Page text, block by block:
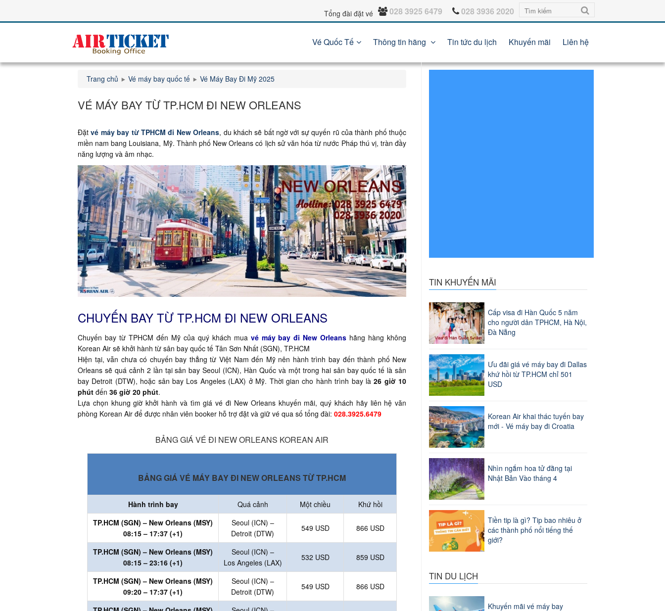
Tổng đài đặt vé 028 3925 6479 028 3936 2020
Vé Quốc Tế Thông tin hãng Tin tức du lịch Khuyến mãi Liên hệ
Trang chủ Vé máy bay quốc tế Vé Máy Bay Đi Mỹ 2025
VÉ MÁY BAY TỪ TP.HCM ĐI NEW ORLEANS
Đặt vé máy bay từ TPHCM đi New Orleans, du khách sẽ bất ngờ với sự quyến rũ của thành phố thuộc
miền nam bang Louisiana, Mỹ. Thành phố New Orleans có lịch sử văn hóa từ nước Pháp thú vị, tràn đầy
năng lượng và âm nhạc.
CHUYẾN BAY TỪ TP.HCM ĐI NEW ORLEANS
Chuyến bay từ TPHCM đến Mỹ của quý khách mua vé máy bay đi New Orleans hãng hàng không
Korean Air sẽ khởi hành từ sân bay quốc tế Tân Sơn Nhất (SGN), TP.HCM
Hiện tại, vẫn chưa có chuyến bay thẳng từ Việt Nam đến Mỹ nên hành trình bay đến thành phố New
Orleans sẽ quá cảnh 2 lần tại sân bay Seoul (ICN), Hàn Quốc và một trong hai sân bay quốc tế là sân
bay Detroit (DTW), hoặc sân bay Los Angeles (LAX) ở Mỹ. Thời gian cho hành trình bay là26 giờ 10
phút đến 36 giờ 20 phút.
Lựa chọn khung giờ khởi hành và tìm giá vé đi New Orleans khuyến mãi, quý khách hãy liên hệ văn
phòng Korean Air để được nhân viên booker hỗ trợ đặt và giữ vé qua số tổng đài: 028.3925.6479
BẢNG GIÁ VÉ ĐI NEW ORLEANS KOREAN AIR
BẢNG GIÁ VÉ MÁY BAY ĐI NEW ORLEANS TỪ TP.HCM
Hành trình bay Quá cảnh Một chiều
Khứ hồi
TP.HCM (SGN)– New Orleans (MSY)
08:15 – 17:37 (+1)
Seoul (ICN) –
Detroit (DTW)
549 USD 866 USD
TP.HCM (SGN)– New Orleans (MSY)
08:15 – 23:16 (+1)
Seoul (ICN) –
Los Angeles (LAX)
532 USD 859 USD
TP.HCM (SGN)– New Orleans (MSY)
09:20 – 17:37 (+1)
Seoul (ICN) –
Detroit (DTW)
549 USD 866 USD
TIN KHUYẾN MÃI
Cấp visa đi Hàn Quốc 5 năm
cho người dân TPHCM, Hà Nội,
Đà Nẵng
Ưu đãi giá vé máy bay đi Dallas
khứ hồi từ TP.HCM chỉ 501
USD
Korean Air khai thác tuyến bay
mới - Vé máy bay đi Croatia
Nhìn ngắm hoa tử đằng tại
Nhật Bản Vào tháng 4
Tiền tip là gì? Tip bao nhiêu ở
các thành phố nổi tiếng thế
giới?
TIN DU LỊCH
Khuyến mãi vé máy bay